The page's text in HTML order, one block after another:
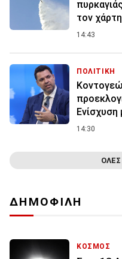
τον χάρτη
14:43
ΠΟΛΙΤΙΚΗ
Ενίσχυση
14:30
ΟΛΕΣ
ΔΗΜΟΦΙΛΗ
ΚΟΣΜΟΣ